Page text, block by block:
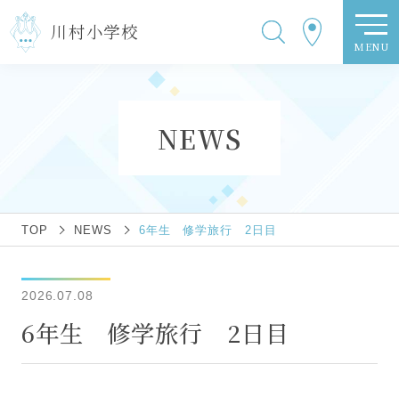
川村小学校
MENU
NEWS
TOP NEWS 6年生 修学旅行 2日目
2026.07.08
6年生 修学旅行 2日目